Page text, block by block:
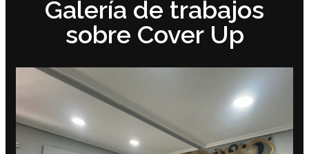
Galería de trabajos
sobre Cover Up